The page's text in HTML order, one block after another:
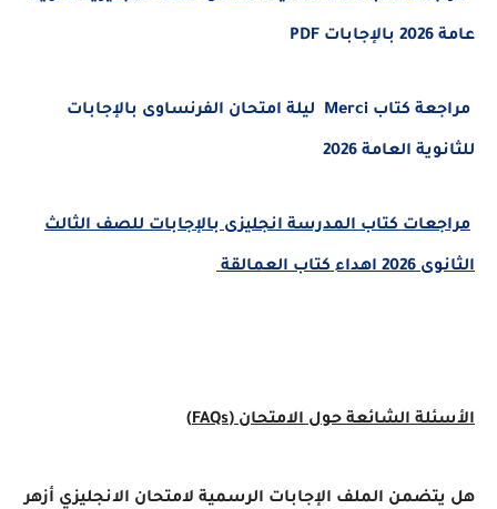
عامة 2026 بالإجابات PDF
مراجعة كتاب Merci ليلة امتحان الفرنساوى بالإجابات
للثانوية العامة 2026
مراجعات كتاب المدرسة انجليزى بالإجابات للصف الثالث
الثانوى 2026 اهداء كتاب العمالقة
الأسئلة الشائعة حول الامتحان (FAQs)
هل يتضمن الملف الإجابات الرسمية لامتحان الانجليزي أزهر